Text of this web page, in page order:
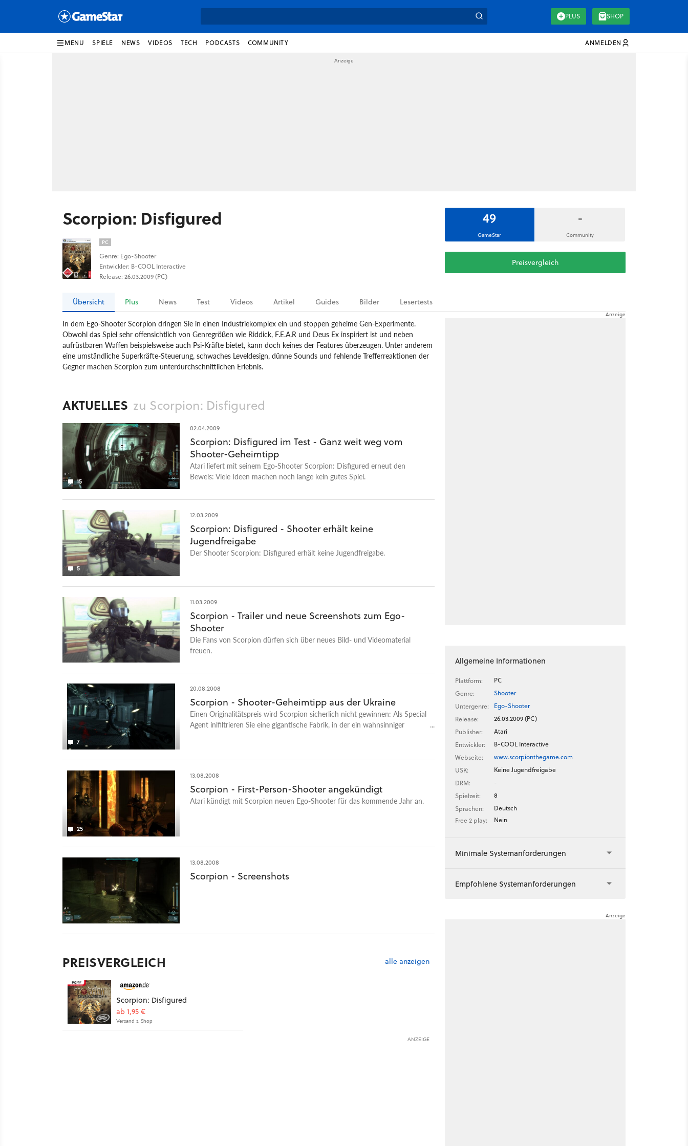
PLUS SHOP
MENU SPIELE NEWS VIDEOS TECH PODCASTS COMMUNITY ANMELDEN
Scorpion: Disfigured
PC
Genre: Ego-Shooter
Entwickler: B-COOL Interactive
Release: 26.03.2009 (PC)
49
GameStar
-
Community
Preisvergleich
Übersicht Plus News Test Videos Artikel Guides Bilder Lesertests
In dem Ego-Shooter Scorpion dringen Sie in einen Industriekomplex ein und stoppen geheime Gen-Experimente.
Obwohl das Spiel sehr offensichtlich von Genregrößen wie Riddick, F.E.A.R und Deus Ex inspiriert ist und neben
aufrüstbaren Waffen beispielsweise auch Psi-Kräfte bietet, kann doch keines der Features überzeugen. Unter anderem
eine umständliche Superkräfte-Steuerung, schwaches Leveldesign, dünne Sounds und fehlende Trefferreaktionen der
Gegner machen Scorpion zum unterdurchschnittlichen Erlebnis.
AKTUELLES zu Scorpion: Disfigured
15
02.04.2009
Scorpion: Disfigured im Test - Ganz weit weg vom
Shooter-Geheimtipp
Atari liefert mit seinem Ego-Shooter Scorpion: Disfigured erneut den
Beweis: Viele Ideen machen noch lange kein gutes Spiel.
5
12.03.2009
Scorpion: Disfigured - Shooter erhält keine
Jugendfreigabe
Der Shooter Scorpion: Disfigured erhält keine Jugendfreigabe.
11.03.2009
Scorpion - Trailer und neue Screenshots zum Ego-
Shooter
Die Fans von Scorpion dürfen sich über neues Bild- und Videomaterial
freuen.
7
20.08.2008
Scorpion - Shooter-Geheimtipp aus der Ukraine
Einen Originalitätspreis wird Scorpion sicherlich nicht gewinnen: Als Special
Agent inlfiltrieren Sie eine gigantische Fabrik, in der ein wahnsinniger
25
13.08.2008
Scorpion - First-Person-Shooter angekündigt
Atari kündigt mit Scorpion neuen Ego-Shooter für das kommende Jahr an.
13.08.2008
Scorpion - Screenshots
PREISVERGLEICH alle anzeigen
Scorpion: Disfigured
ab 1,95 €
Versand s. Shop
ANZEIGE
Allgemeine Informationen
Plattform:
PC
Genre:
Shooter
Untergenre:
Ego-Shooter
Release:
26.03.2009 (PC)
Publisher:
Atari
Entwickler:
B-COOL Interactive
Webseite:
www.scorpionthegame.com
USK:
Keine Jugendfreigabe
DRM:
-
Spielzeit:
8
Sprachen:
Deutsch
Free 2 play:
Nein
Minimale Systemanforderungen
Empfohlene Systemanforderungen